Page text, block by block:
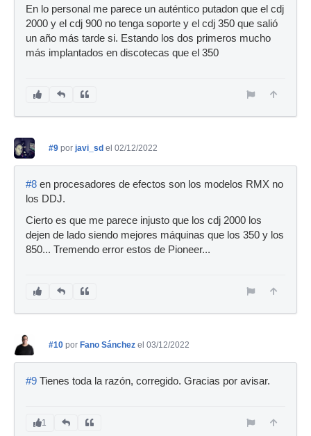
En lo personal me parece un auténtico putadon que el cdj
2000 y el cdj 900 no tenga soporte y el cdj 350 que salió
un año más tarde si. Estando los dos primeros mucho
más implantados en discotecas que el 350
#9 por javi_sd el 02/12/2022
#8 en procesadores de efectos son los modelos RMX no
los DDJ.
Cierto es que me parece injusto que los cdj 2000 los
dejen de lado siendo mejores máquinas que los 350 y los
850... Tremendo error estos de Pioneer...
#10 por Fano Sánchez el 03/12/2022
#9 Tienes toda la razón, corregido. Gracias por avisar.
1